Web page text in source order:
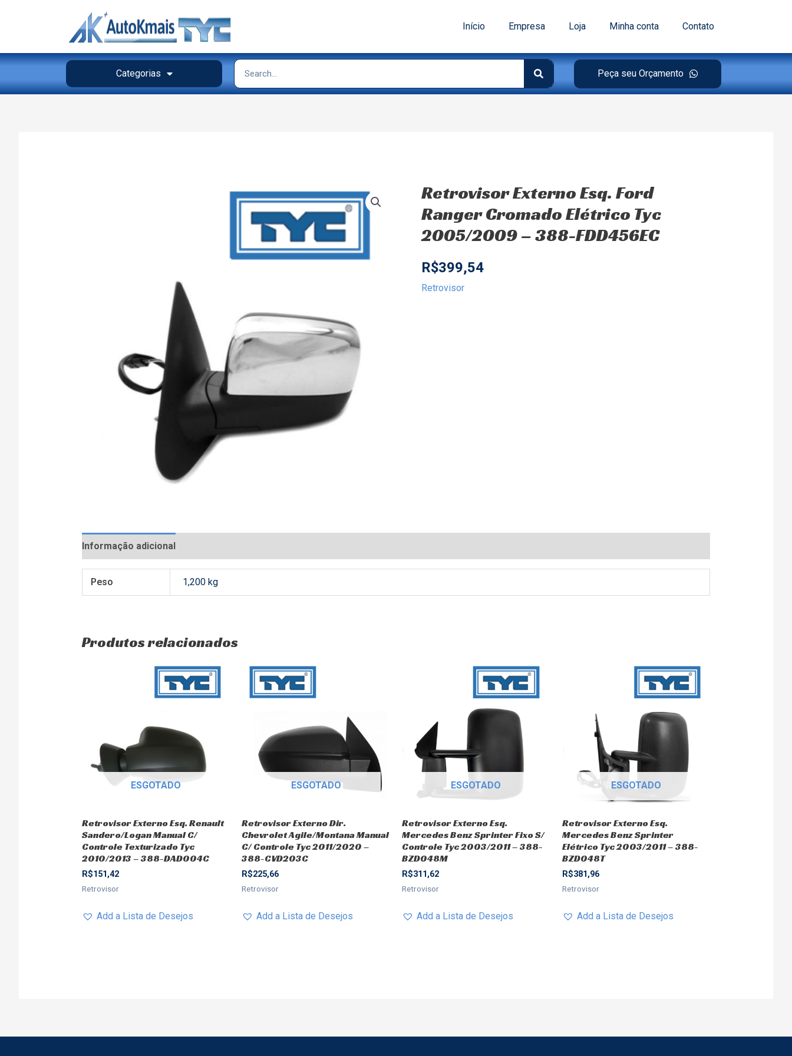
Início Empresa Loja Minha conta Contato
Categorias Peça seu Orçamento
Retrovisor Externo Esq. Ford
Ranger Cromado Elétrico Tyc
2005/2009 – 388-FDD456EC
R$399,54
Retrovisor
Informação adicional
Peso 1,200 kg
Produtos relacionados
ESGOTADO
Retrovisor Externo Esq. Renault
Sandero/Logan Manual C/
Controle Texturizado Tyc
2010/2013 – 388-DAD004C
R$151,42
Retrovisor
Add a Lista de Desejos
ESGOTADO
Retrovisor Externo Dir.
Chevrolet Agile/Montana Manual
C/ Controle Tyc 2011/2020 –
388-CVD203C
R$225,66
Retrovisor
Add a Lista de Desejos
ESGOTADO
Retrovisor Externo Esq.
Mercedes Benz Sprinter Fixo S/
Controle Tyc 2003/2011 – 388-
BZD048M
R$311,62
Retrovisor
Add a Lista de Desejos
ESGOTADO
Retrovisor Externo Esq.
Mercedes Benz Sprinter
Elétrico Tyc 2003/2011 – 388-
BZD048T
R$381,96
Retrovisor
Add a Lista de Desejos